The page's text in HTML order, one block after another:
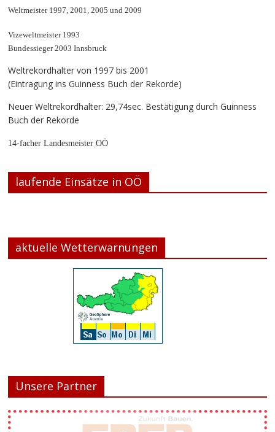
Weltmeister 1997, 2001, 2005 und 2009
Vizeweltmeister 1993
Bundessieger 2003 Innsbruck
Weltrekordhalter von 1997 bis 2001
(Eintragung ins Guinness Buch der Rekorde)
Neuer Weltrekordhalter: 29,74sec. Bestätigung durch Guinness
Buch der Rekorde
14-facher Landesmeister OÖ
laufende Einsätze in OÖ
aktuelle Wetterwarnungen
Unsere Partner